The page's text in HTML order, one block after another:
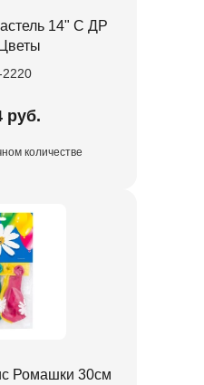
14" С ДР
2220
руб.
количестве
Ромашки 30см